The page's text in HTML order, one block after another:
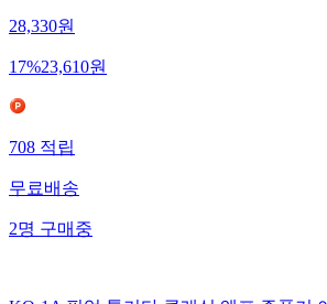
28,330원
17%23,610원
708적립
무료배송
2명구매중